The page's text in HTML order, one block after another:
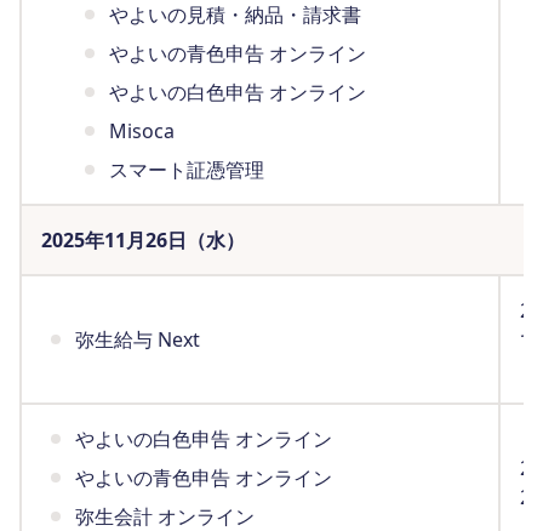
やよいの見積・納品・請求書
やよいの青色申告 オンライン
やよいの白色申告 オンライン
Misoca
スマート証憑管理
2025年11月26日（水）
弥生給与 Next
で
やよいの白色申告 オンライン
やよいの青色申告 オンライン
弥生会計 オンライン